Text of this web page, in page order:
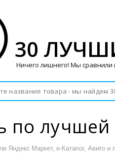
по лучшей
Яндекс Маркет, е-Каталог, Авито и
30
Ничего лишнего! Мы